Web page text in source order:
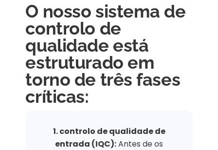
O nosso sistema de
controlo de
qualidade está
estruturado em
torno de três fases
críticas:
1. controlo de qualidade de
entrada (IQC):Antes de os